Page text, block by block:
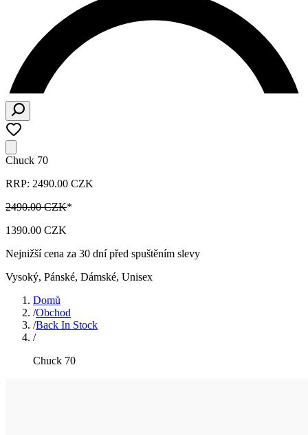
Chuck 70
RRP: 2490.00 CZK
2490.00 CZK*
1390.00 CZK
Nejnižší cena za 30 dní před spuštěním slevy
Vysoký, Pánské, Dámské, Unisex
Domů
/Obchod
/Back In Stock
/
Chuck 70